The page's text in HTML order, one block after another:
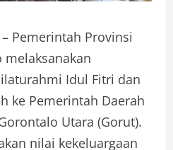
– Pemerintah Provinsi
melaksanakan
Idul Fitri dan
ke Pemerintah Daerah
Utara (Gorut).
nilai kekeluargaan